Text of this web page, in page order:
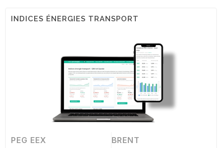
INDICES ÉNERGIES TRANSPORT
PEG EEX BRENT